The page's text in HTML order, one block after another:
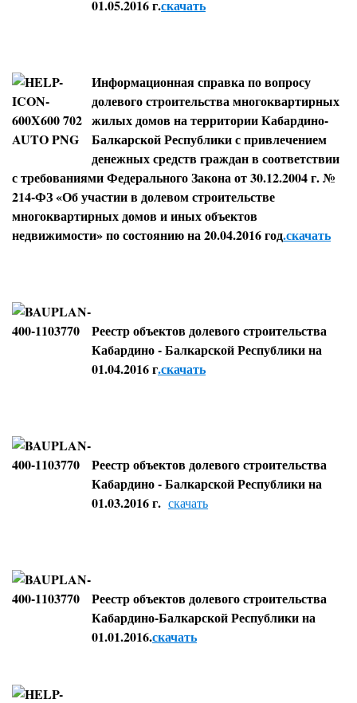
01.05.2016 г.скачать
Информационная справка по вопросу
долевого строительства многоквартирных
жилых домов на территории Кабардино-
Балкарской Республики с привлечением
денежных средств граждан в соответствии
с требованиями Федерального Закона от 30.12.2004 г. №
214-ФЗ «Об участии в долевом строительстве
многоквартирных домов и иных объектов
недвижимости» по состоянию на 20.04.2016 год.скачать
Реестр объектов долевого строительства
Кабардино - Балкарской Республики на
01.04.2016 г.скачать
Реестр объектов долевого строительства
Кабардино - Балкарской Республики на
01.03.2016 г. скачать
Реестр объектов долевого строительства
Кабардино-Балкарской Республики на
01.01.2016.скачать